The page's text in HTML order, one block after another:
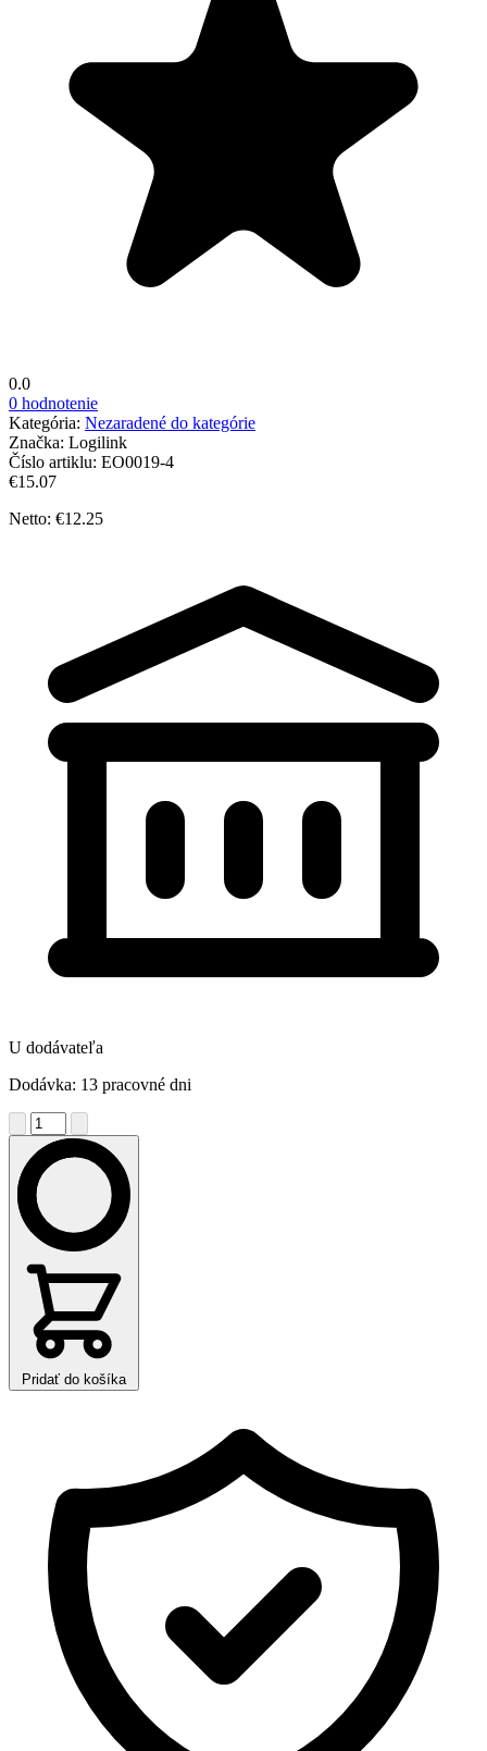
0.0
0 hodnotenie
Kategória: Nezaradené do kategórie
Značka: Logilink
Číslo artiklu: EO0019-4
€15.07
Netto: €12.25
U dodávateľa
Dodávka: 13 pracovné dni
Pridať do košíka